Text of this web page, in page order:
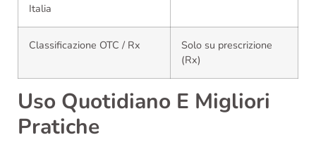
Italia
Classificazione OTC / Rx
Solo su prescrizione
(Rx)
Uso Quotidiano E Migliori
Pratiche